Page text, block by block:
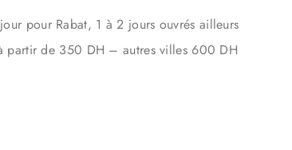
pour Rabat, 1 à 2 jours ouvrés ailleurs
partir de 350 DH – autres villes 600 DH